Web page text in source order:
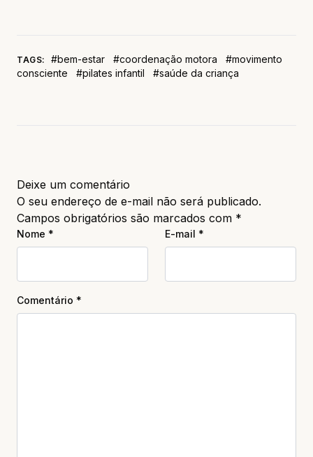
TAGS: #bem-estar #coordenação motora
#movimento
consciente
#pilates infantil #saúde da criança
Deixe um comentário
O seu endereço de e-mail não será publicado.
Campos obrigatórios são marcados com *
Nome * E-mail *
Comentário *